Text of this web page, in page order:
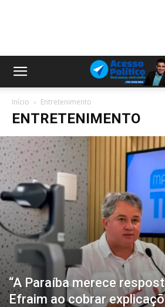
Início Entretenimento
ENTRETENIMENTO
“A Paraíba merece
Efraim ao cobrar